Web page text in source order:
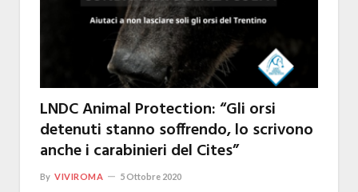
LNDC Animal Protection: “Gli orsi
detenuti stanno soffrendo, lo scrivono
anche i carabinieri del Cites”
By VIVIROMA 5 Ottobre 2020